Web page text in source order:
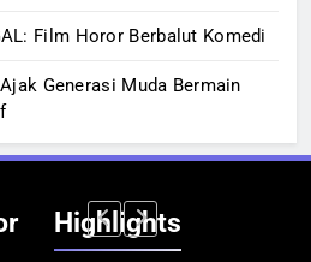
Film Horor Berbalut Komedi
Generasi Muda Bermain
Highlights